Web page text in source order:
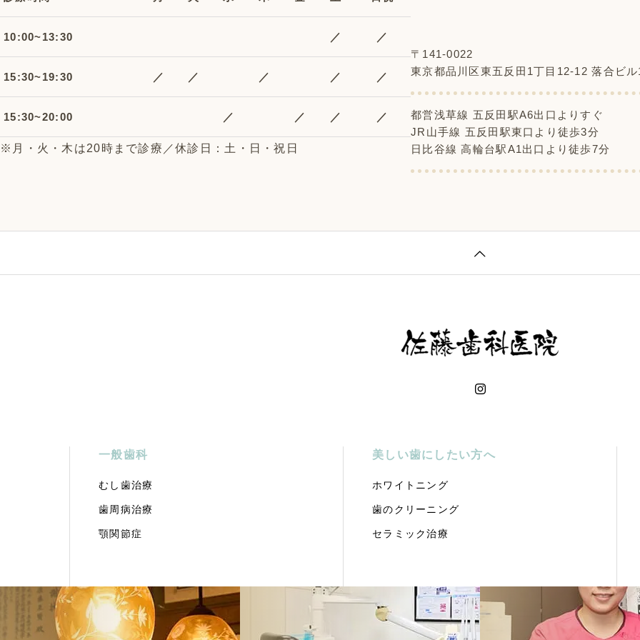
10:00~13:30 ／ ／
15:30~19:30 ／ ／ ／ ／ ／
15:30~20:00 ／ ／ ／ ／
※月・火・木は20時まで診療／休診日：土・日・祝日
〒141-0022
東京都品川区東五反田1丁目12-12 落合ビ
都営浅草線 五反田駅A6出口よりすぐ
JR山手線 五反田駅東口より徒歩3分
日比谷線 高輪台駅A1出口より徒歩7分
一般歯科
むし歯治療
歯周病治療
顎関節症
美しい歯にしたい方へ
ホワイトニング
歯のクリーニング
セラミック治療